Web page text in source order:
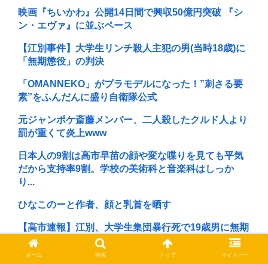
映画『ちいかわ』公開14日間で興収50億円突破 『シ
ン・エヴァ』に並ぶペース
【江別事件】大学生リンチ殺人主犯の男(当時18歳)に
「無期懲役」の判決
「OMANNEKO」がプラモデルになった！”刺さる要
素”をふんだんに盛り自衛隊公式
元ジャンポケ斎藤メンバー、二人殺したクルド人より
罰が重くて炎上www
日本人の9割は高市早苗の顔や変な喋りを見ても平気
だから支持率9割。学校の美術科と音楽科はしっか
り...
ひなこのーと作者、顔と乳首を晒す
【高市速報】江別、大学生集団暴行死で19歳男に無期
懲役判決
ホーム 検索 トップ サイドバー